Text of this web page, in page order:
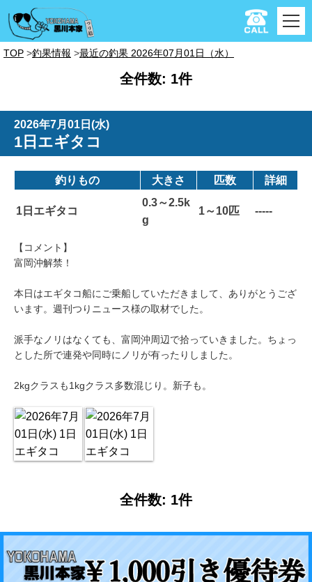
TOP 釣果情報 最近の釣果 2026年07月01日（水）
全件数: 1件
2026年7月01日(水)
1日エギタコ
釣りもの 大きさ 匹数 詳細
1日エギタコ
0.3～2.5k
g
1～10匹 -----
【コメント】
富岡沖解禁！
本日はエギタコ船にご乗船していただきまして、ありがとうござ
います。週刊つりニュース様の取材でした。
派手なノリはなくても、富岡沖周辺で拾っていきました。ちょっ
とした所で連発や同時にノリが有ったりしました。
2kgクラスも1kgクラス多数混じり。新子も。
全件数: 1件